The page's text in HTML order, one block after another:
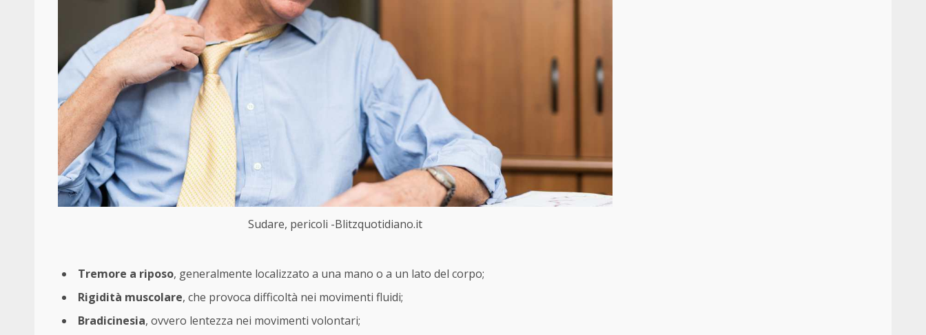
Sudare, pericoli -Blitzquotidiano.it
Tremore a riposo, generalmente localizzato a una mano o a un lato del corpo;
Rigidità muscolare, che provoca difficoltà nei movimenti fluidi;
Bradicinesia, ovvero lentezza nei movimenti volontari;